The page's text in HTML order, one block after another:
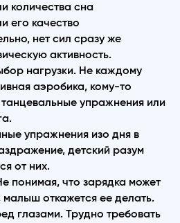
количества сна
его качество
нет сил сразу же
активность.
нагрузки. Не каждому
аэробика, кому-то
упражнения или
упражнения изо дня в
детский разум
от них.
понимая, что зарядка может
малыш откажется ее делать.
глазами. Трудно требовать